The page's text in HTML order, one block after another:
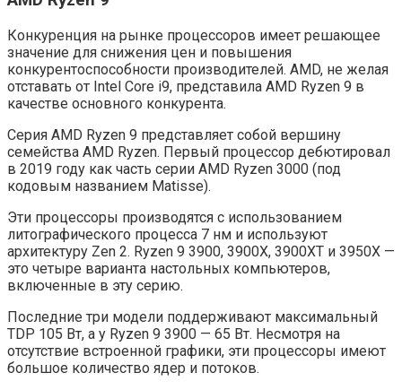
Конкуренция на рынке процессоров имеет решающее
значение для снижения цен и повышения
конкурентоспособности производителей. AMD, не желая
отставать от Intel Core i9, представила AMD Ryzen 9 в
качестве основного конкурента.
Серия AMD Ryzen 9 представляет собой вершину
семейства AMD Ryzen. Первый процессор дебютировал
в 2019 году как часть серии AMD Ryzen 3000 (под
кодовым названием Matisse).
Эти процессоры производятся с использованием
литографического процесса 7 нм и используют
архитектуру Zen 2. Ryzen 9 3900, 3900X, 3900XT и 3950X —
это четыре варианта настольных компьютеров,
включенные в эту серию.
Последние три модели поддерживают максимальный
TDP 105 Вт, а у Ryzen 9 3900 — 65 Вт. Несмотря на
отсутствие встроенной графики, эти процессоры имеют
большое количество ядер и потоков.